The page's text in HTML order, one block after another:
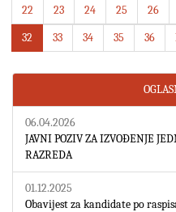
22
23 24 25 26
32
33 34 35 36
06.04.2026
JAVNI POZIV ZA IZVOĐENJE
RAZREDA
01.12.2025
Obavijest za kandidate po